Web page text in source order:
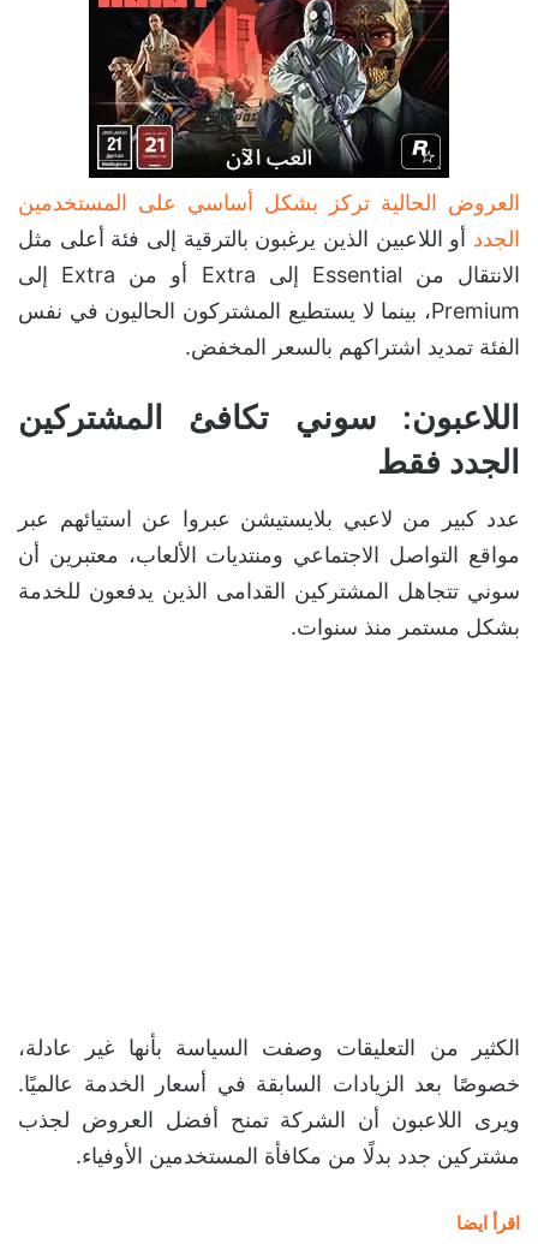
العروض الحالية تركز بشكل أساسي على المستخدمين
الجدد أو اللاعبين الذين يرغبون بالترقية إلى فئة أعلى مثل
الانتقال من Essential إلى Extra أو من Extra إلى
Premium، بينما لا يستطيع المشتركون الحاليون في نفس
الفئة تمديد اشتراكهم بالسعر المخفض.
اللاعبون: سوني تكافئ المشتركين
الجدد فقط
عدد كبير من لاعبي بلايستيشن عبروا عن استيائهم عبر
مواقع التواصل الاجتماعي ومنتديات الألعاب، معتبرين أن
سوني تتجاهل المشتركين القدامى الذين يدفعون للخدمة
بشكل مستمر منذ سنوات.
الكثير من التعليقات وصفت السياسة بأنها غير عادلة،
خصوصًا بعد الزيادات السابقة في أسعار الخدمة عالميًا.
ويرى اللاعبون أن الشركة تمنح أفضل العروض لجذب
مشتركين جدد بدلًا من مكافأة المستخدمين الأوفياء.
اقرأ ايضا